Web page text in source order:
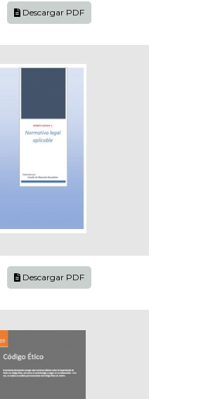
Descargar PDF
Descargar PDF